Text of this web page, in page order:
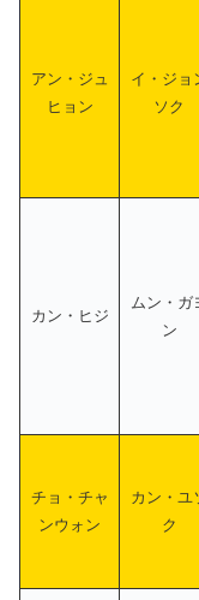
アン・ジュ
ヒョン
イ・ジョ
ソク
カン・ヒジ
ムン・ガ
ン
チョ・チャ
ンウォン
カン・ユ
ク